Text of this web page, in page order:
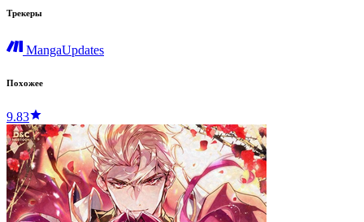
Трекеры
MangaUpdates
Похожее
9.83